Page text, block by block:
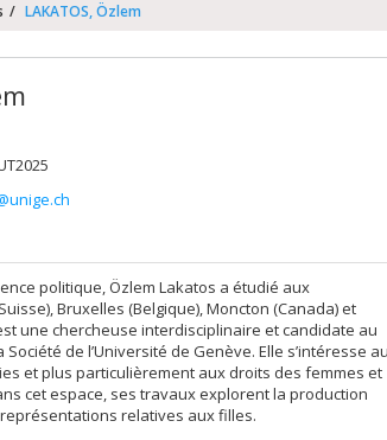
LAKATOS, Özlem
politique, Özlem Lakatos a étudié aux
Bruxelles (Belgique), Moncton (Canada) et
une chercheuse interdisciplinaire et candidate au
de l’Université de Genève. Elle s’intéresse au
et plus particulièrement aux droits des femmes et
cet espace, ses travaux explorent la production
relatives aux filles.